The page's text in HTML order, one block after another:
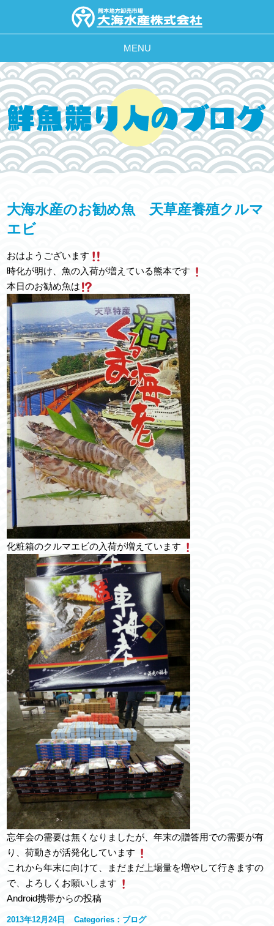
MENU
大海水産のお勧め魚 天草産養殖クルマ
エビ
おはようございます
時化が明け、魚の入荷が増えている熊本です
本日のお勧め魚は
化粧箱のクルマエビの入荷が増えています
忘年会の需要は無くなりましたが、年末の贈答用での需要が有
り、荷動きが活発化しています
これから年末に向けて、まだまだ上場量を増やして行きますの
で、よろしくお願いします
Android携帯からの投稿
2013年12月24日 Categories： ブログ